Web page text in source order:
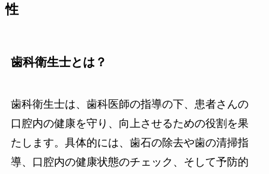
性
歯科衛生士とは？
歯科衛生士は、歯科医師の指導の下、患者さんの
口腔内の健康を守り、向上させるための役割を果
たします。具体的には、歯石の除去や歯の清掃指
導、口腔内の健康状態のチェック、そして予防的